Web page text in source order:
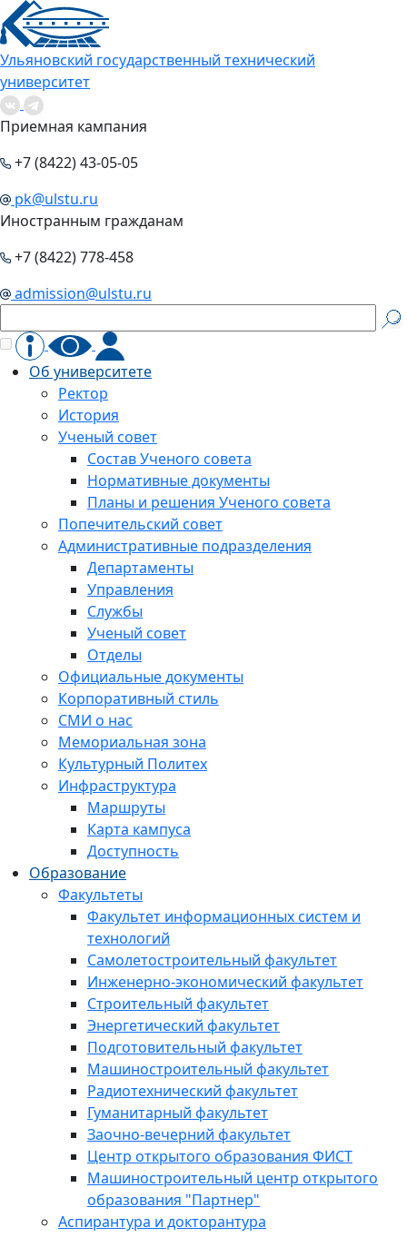
Ульяновский государственный технический
университет
Приемная кампания
+7 (8422) 43-05-05
pk@ulstu.ru
Иностранным гражданам
+7 (8422) 778-458
admission@ulstu.ru
Об университете
Ректор
История
Ученый совет
Состав Ученого совета
Нормативные документы
Планы и решения Ученого совета
Попечительский совет
Административные подразделения
Департаменты
Управления
Службы
Ученый совет
Отделы
Официальные документы
Корпоративный стиль
СМИ о нас
Мемориальная зона
Культурный Политех
Инфраструктура
Маршруты
Карта кампуса
Доступность
Образование
Факультеты
Факультет информационных систем и
технологий
Самолетостроительный факультет
Инженерно-экономический факультет
Строительный факультет
Энергетический факультет
Подготовительный факультет
Машиностроительный факультет
Радиотехнический факультет
Гуманитарный факультет
Заочно-вечерний факультет
Центр открытого образования ФИСТ
Машиностроительный центр открытого
образования "Партнер"
Аспирантура и докторантура